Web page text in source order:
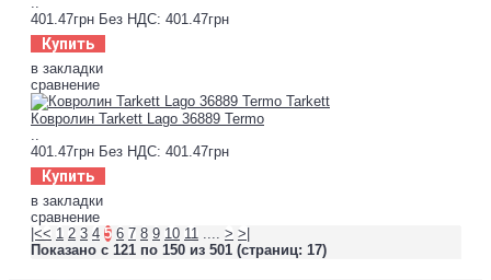
401.47грн Без НДС: 401.47грн
Купить
в закладки
сравнение
Ковролин Tarkett Lago 36889 Termo
401.47грн Без НДС: 401.47грн
Купить
в закладки
сравнение
|<< 1 2 3 4 5 6 7 8 9 10 11 > >|
Показано с 121 по 150 из 501 (страниц: 17)